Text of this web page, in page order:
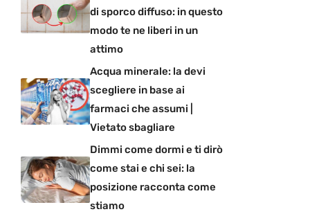
di sporco diffuso: in questo
modo te ne liberi in un
attimo
Acqua minerale: la devi
scegliere in base ai
farmaci che assumi |
Vietato sbagliare
Dimmi come dormi e ti dirò
come stai e chi sei: la
posizione racconta come
stiamo